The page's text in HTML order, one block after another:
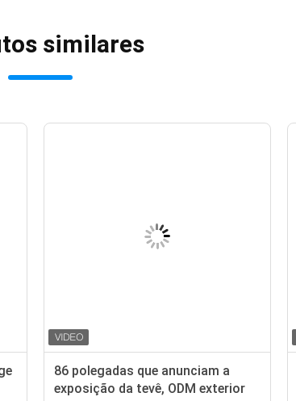
similares
86 polegadas que anunciam a
exposição da tevê, ODM exterior